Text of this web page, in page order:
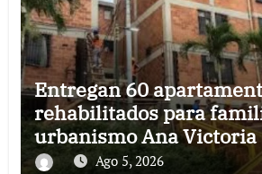
Entregan 60
rehabilitados para
urbanismo Ana Victoria
GuairaAgo 5, 2026